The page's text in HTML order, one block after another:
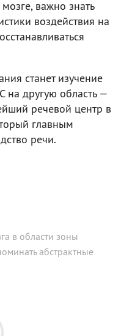
важно знать
воздействия на
станет изучение
на другую область —
речевой центр в
главным
речи.
в области зоны
абстрактные